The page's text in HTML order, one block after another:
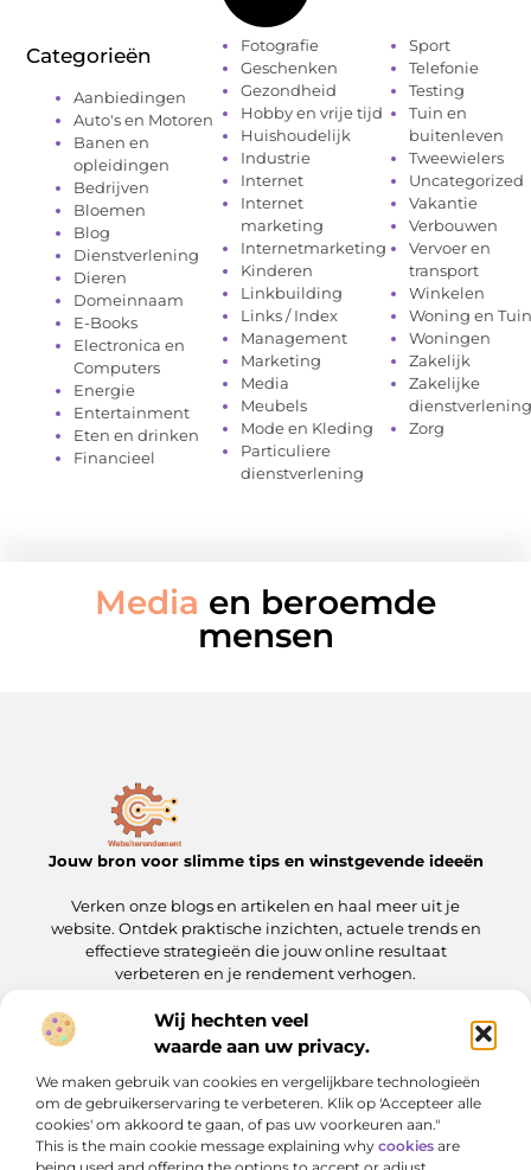
Wij hechten veel
waarde aan uw privacy.
We maken gebruik van cookies en vergelijkbare technologieën
om de gebruikerservaring te verbeteren. Klik op 'Accepteer alle
cookies' om akkoord te gaan, of pas uw voorkeuren aan."
This is the main cookie message explaining why cookies are
Categorieën
Aanbiedingen
Auto's en Motoren
Banen en
opleidingen
Bedrijven
Bloemen
Blog
Dienstverlening
Dieren
Domeinnaam
E-Books
Electronica en
Computers
Energie
Entertainment
Eten en drinken
Financieel
Fotografie
Geschenken
Gezondheid
Hobby en vrije tijd
Huishoudelijk
Industrie
Internet
Internet
marketing
Internetmarketing
Kinderen
Linkbuilding
Links / Index
Management
Marketing
Media
Meubels
Mode en Kleding
Particuliere
dienstverlening
Sport
Telefonie
Testing
Tuin en
buitenleven
Tweewielers
Uncategorized
Vakantie
Verbouwen
Vervoer en
transport
Winkelen
Woning en Tuin
Woningen
Zakelijk
Zakelijke
dienstverlening
Zorg
Media en beroemde
mensen
Jouw bron voor slimme tips en winstgevende ideeën
Verken onze blogs en artikelen en haal meer uit je
website. Ontdek praktische inzichten, actuele trends en
effectieve strategieën die jouw online resultaat
verbeteren en je rendement verhogen.
Onze informatie
Bericht categorie